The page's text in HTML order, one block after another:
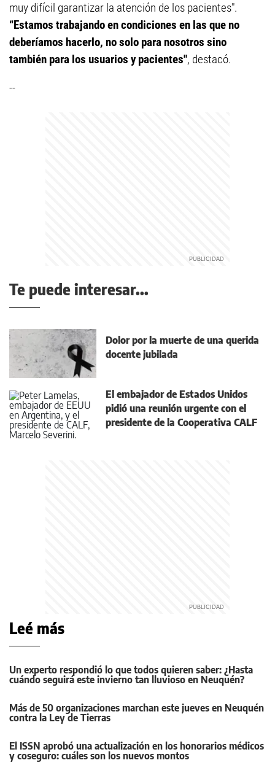
muy difícil garantizar la atención de los pacientes".
“Estamos trabajando en condiciones en las que no
deberíamos hacerlo, no solo para nosotros sino
también para los usuarios y pacientes", destacó.
--
Te puede interesar...
Dolor por la muerte de una querida
docente jubilada
El embajador de Estados Unidos
pidió una reunión urgente con el
presidente de la Cooperativa CALF
Leé más
Un experto respondió lo que todos quieren saber: ¿Hasta
cuándo seguirá este invierno tan lluvioso en Neuquén?
Más de 50 organizaciones marchan este jueves en Neuquén
contra la Ley de Tierras
El ISSN aprobó una actualización en los honorarios médicos
y coseguro: cuáles son los nuevos montos